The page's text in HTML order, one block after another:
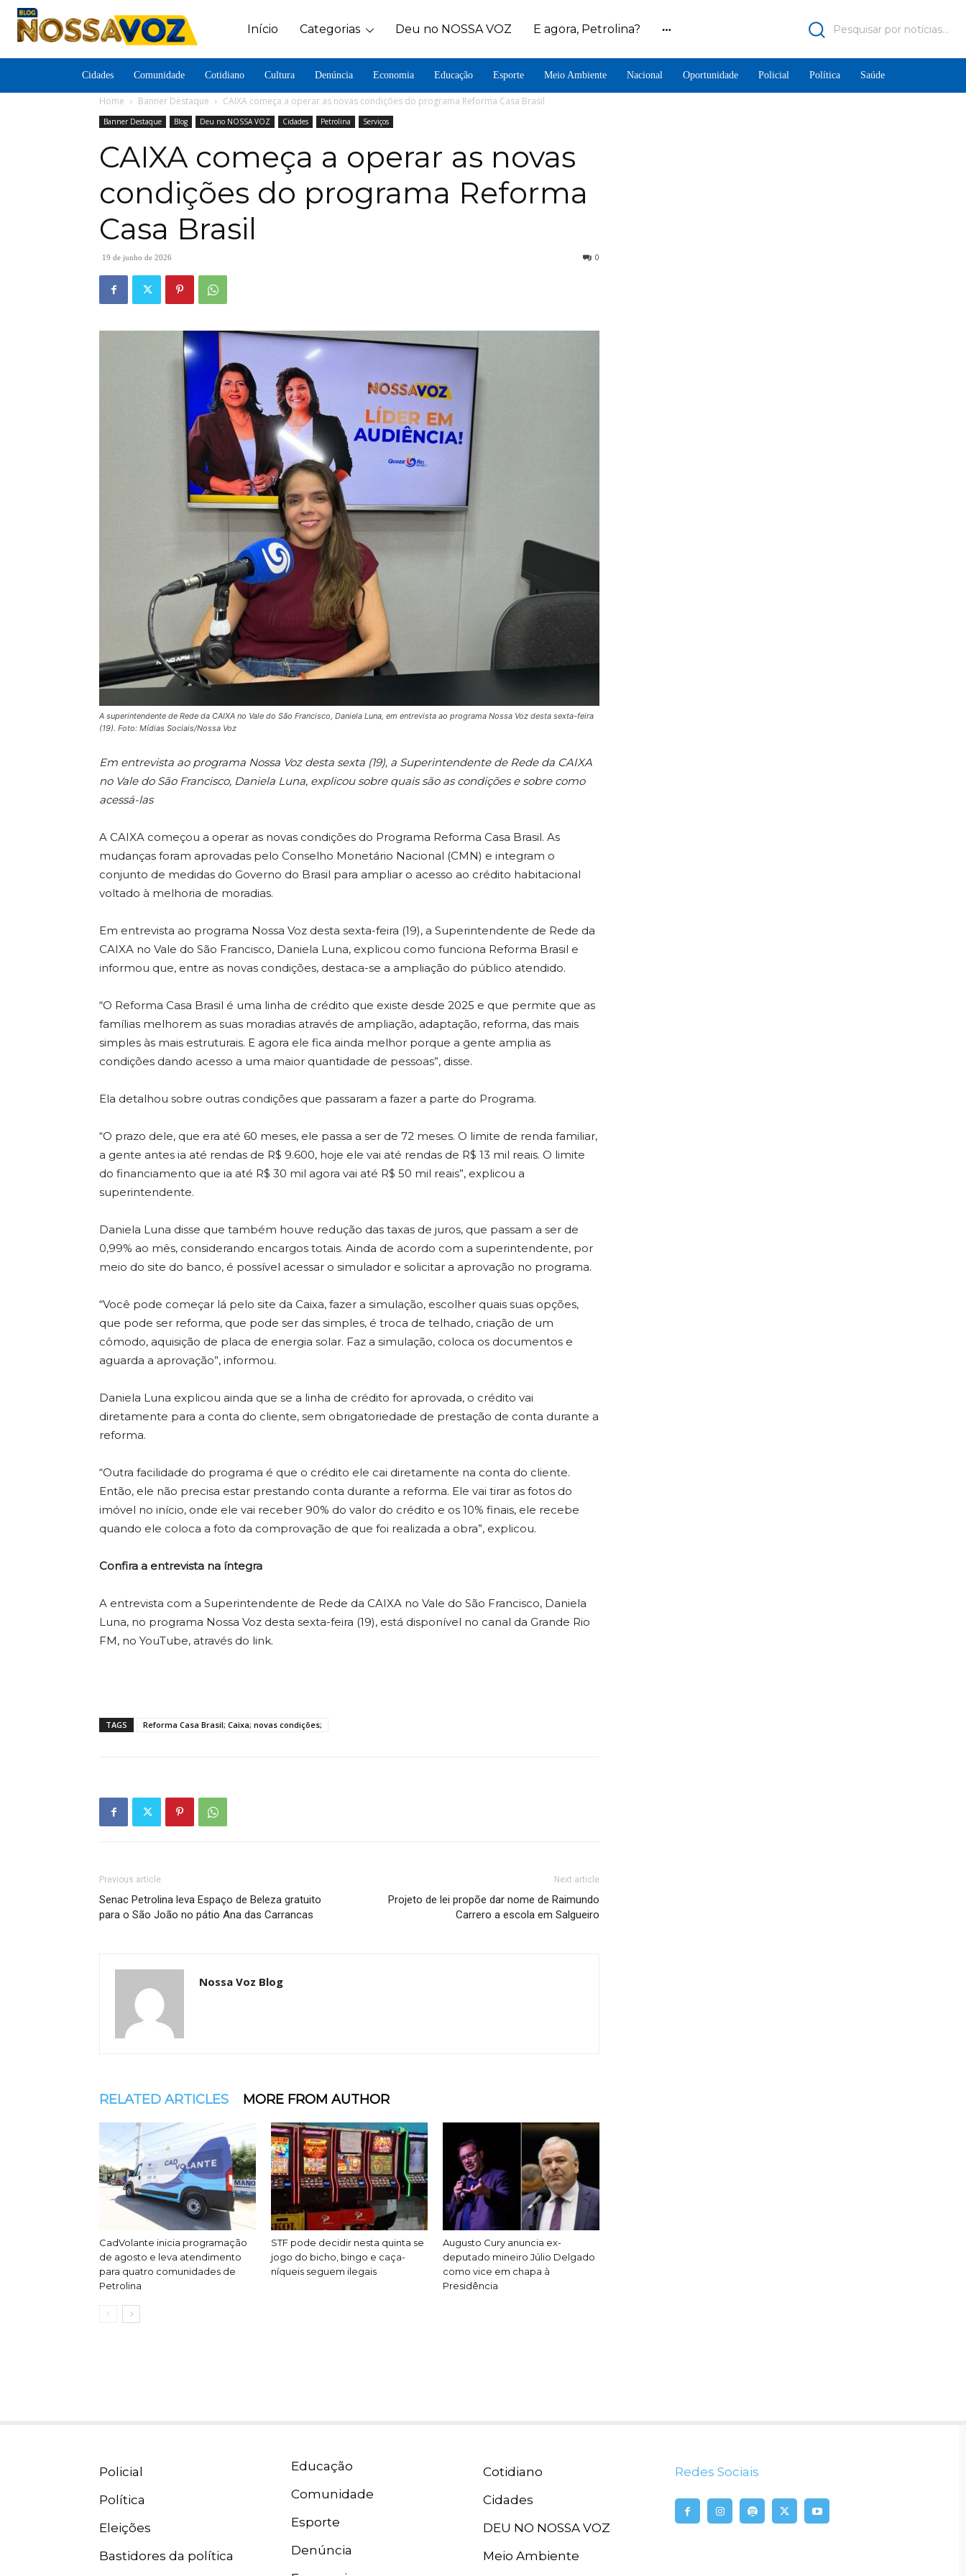
Início Categorias Deu no NOSSA VOZ E agora, Petrolina? Pesquisar por notícias...
Cidades Comunidade Cotidiano Cultura Denúncia Economia Educação Esporte Meio Ambiente Nacional Oportunidade Policial Política Saúde
Home Banner Destaque CAIXA começa a operar as novas condições do programa Reforma Casa Brasil
Banner Destaque Blog Deu no NOSSA VOZ Cidades Petrolina Serviços
CAIXA começa a operar as novas
condições do programa Reforma
Casa Brasil
19 de junho de 2026 0
A superintendente de Rede da CAIXA no Vale do São Francisco, Daniela Luna, em entrevista ao programa Nossa Voz desta sexta-feira
(19). Foto: Mídias Sociais/Nossa Voz
Em entrevista ao programa Nossa Voz desta sexta (19), a Superintendente de Rede da CAIXA
no Vale do São Francisco, Daniela Luna, explicou sobre quais são as condições e sobre como
acessá-las
A CAIXA começou a operar as novas condições do Programa Reforma Casa Brasil. As
mudanças foram aprovadas pelo Conselho Monetário Nacional (CMN) e integram o
conjunto de medidas do Governo do Brasil para ampliar o acesso ao crédito habitacional
voltado à melhoria de moradias.
Em entrevista ao programa Nossa Voz desta sexta-feira (19), a Superintendente de Rede da
CAIXA no Vale do São Francisco, Daniela Luna, explicou como funciona Reforma Brasil e
informou que, entre as novas condições, destaca-se a ampliação do público atendido.
“O Reforma Casa Brasil é uma linha de crédito que existe desde 2025 e que permite que as
famílias melhorem as suas moradias através de ampliação, adaptação, reforma, das mais
simples às mais estruturais. E agora ele fica ainda melhor porque a gente amplia as
condições dando acesso a uma maior quantidade de pessoas”, disse.
Ela detalhou sobre outras condições que passaram a fazer a parte do Programa.
“O prazo dele, que era até 60 meses, ele passa a ser de 72 meses. O limite de renda familiar,
a gente antes ia até rendas de R$ 9.600, hoje ele vai até rendas de R$ 13 mil reais. O limite
do financiamento que ia até R$ 30 mil agora vai até R$ 50 mil reais”, explicou a
superintendente.
Daniela Luna disse que também houve redução das taxas de juros, que passam a ser de
0,99% ao mês, considerando encargos totais. Ainda de acordo com a superintendente, por
meio do site do banco, é possível acessar o simulador e solicitar a aprovação no programa.
“Você pode começar lá pelo site da Caixa, fazer a simulação, escolher quais suas opções,
que pode ser reforma, que pode ser das simples, é troca de telhado, criação de um
cômodo, aquisição de placa de energia solar. Faz a simulação, coloca os documentos e
aguarda a aprovação”, informou.
Daniela Luna explicou ainda que se a linha de crédito for aprovada, o crédito vai
diretamente para a conta do cliente, sem obrigatoriedade de prestação de conta durante a
reforma.
“Outra facilidade do programa é que o crédito ele cai diretamente na conta do cliente.
Então, ele não precisa estar prestando conta durante a reforma. Ele vai tirar as fotos do
imóvel no início, onde ele vai receber 90% do valor do crédito e os 10% finais, ele recebe
quando ele coloca a foto da comprovação de que foi realizada a obra”, explicou.
Confira a entrevista na íntegra
A entrevista com a Superintendente de Rede da CAIXA no Vale do São Francisco, Daniela
Luna, no programa Nossa Voz desta sexta-feira (19), está disponível no canal da Grande Rio
FM, no YouTube, através do link.
TAGS Reforma Casa Brasil; Caixa; novas condições;
Previous article
Senac Petrolina leva Espaço de Beleza gratuito
para o São João no pátio Ana das Carrancas
Next article
Projeto de lei propõe dar nome de Raimundo
Carrero a escola em Salgueiro
Nossa Voz Blog
RELATED ARTICLES MORE FROM AUTHOR
CadVolante inicia programação
de agosto e leva atendimento
para quatro comunidades de
Petrolina
STF pode decidir nesta quinta se
jogo do bicho, bingo e caça-
níqueis seguem ilegais
Augusto Cury anuncia ex-
deputado mineiro Júlio Delgado
como vice em chapa à
Presidência
Policial
Política
Eleições
Bastidores da política
Educação
Comunidade
Esporte
Denúncia
Cotidiano
Cidades
DEU NO NOSSA VOZ
Meio Ambiente
Redes Sociais